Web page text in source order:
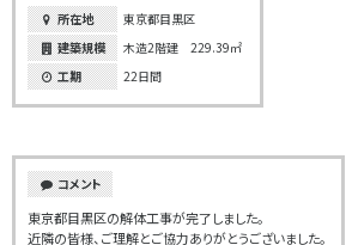
所在地
東京都目黒区
建築規模
木造2階建 229.39㎡
工期
22日間
コメント
東京都目黒区の解体工事が完了しました。
近隣の皆様、ご理解とご協力ありがとうございました。